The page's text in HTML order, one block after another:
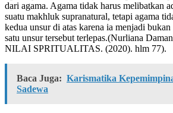
dari agama. Agama tidak harus melibatkan
suatu makhluk supranatural, tetapi agama
kedua unsur di atas karena ia menjadi
satu unsur tersebut terlepas.(Nurliana
NILAI SPRITUALITAS. (2020). hlm 77).
Baca Juga: Karismatika
Sadewa